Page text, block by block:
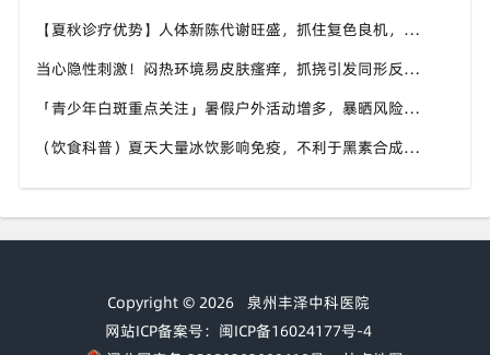
【夏秋诊疗优势】人体新陈代谢旺盛，抓住复色良机，泉州中科白癜风医院为泉州白癜风患者定制调理方案
当心隐性刺激！闷热环境易皮肤瘙痒，抓挠引发同形反应，泉州中科白癜风医院讲解白癜风防扩散小知识
「青少年白斑重点关注」暑假户外活动增多，暴晒风险上升，泉州中科白癜风医院守护学生群体白斑健康
（饮食科普）夏天大量冰饮影响免疫，不利于黑素合成，泉州中科白癜风医院分享白癜风患者夏日饮食方案
Copyright © 2026 泉州丰泽中科医院
网站ICP备案号：闽ICP备16024177号-4